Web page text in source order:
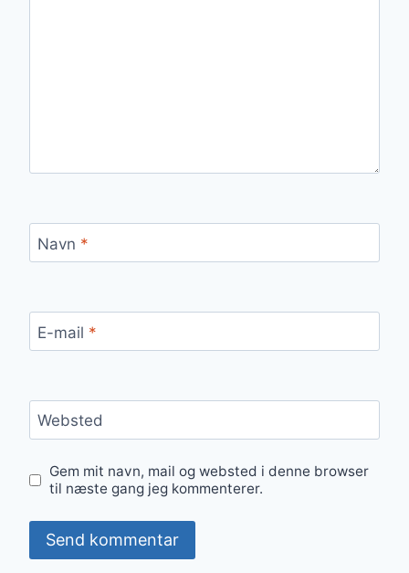
Navn *
E-mail *
Websted
Gem mit navn, mail og websted i denne browser
til næste gang jeg kommenterer.